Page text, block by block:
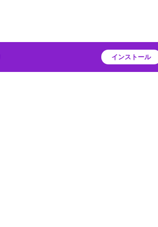
インストール